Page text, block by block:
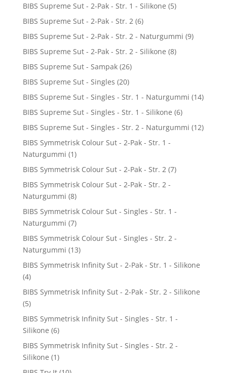
BIBS Supreme Sut - 2-Pak - Str. 1 - Silikone (5)
BIBS Supreme Sut - 2-Pak - Str. 2 (6)
BIBS Supreme Sut - 2-Pak - Str. 2 - Naturgummi (9)
BIBS Supreme Sut - 2-Pak - Str. 2 - Silikone (8)
BIBS Supreme Sut - Sampak (26)
BIBS Supreme Sut - Singles (20)
BIBS Supreme Sut - Singles - Str. 1 - Naturgummi (14)
BIBS Supreme Sut - Singles - Str. 1 - Silikone (6)
BIBS Supreme Sut - Singles - Str. 2 - Naturgummi (12)
BIBS Symmetrisk Colour Sut - 2-Pak - Str. 1 -
Naturgummi (1)
BIBS Symmetrisk Colour Sut - 2-Pak - Str. 2 (7)
BIBS Symmetrisk Colour Sut - 2-Pak - Str. 2 -
Naturgummi (8)
BIBS Symmetrisk Colour Sut - Singles - Str. 1 -
Naturgummi (7)
BIBS Symmetrisk Colour Sut - Singles - Str. 2 -
Naturgummi (13)
BIBS Symmetrisk Infinity Sut - 2-Pak - Str. 1 - Silikone
(4)
BIBS Symmetrisk Infinity Sut - 2-Pak - Str. 2 - Silikone
(5)
BIBS Symmetrisk Infinity Sut - Singles - Str. 1 -
Silikone (6)
BIBS Symmetrisk Infinity Sut - Singles - Str. 2 -
Silikone (1)